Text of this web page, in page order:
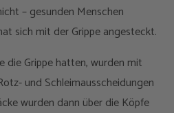
– gesunden Menschen
sich mit der Grippe angesteckt.
die Grippe hatten, wurden mit
und Schleimausscheidungen
wurden dann über die Köpfe